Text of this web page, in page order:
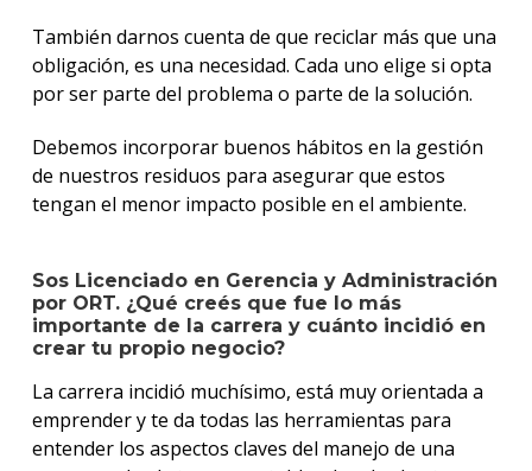
También darnos cuenta de que reciclar más que una
obligación, es una necesidad. Cada uno elige si opta
por ser parte del problema o parte de la solución.
Debemos incorporar buenos hábitos en la gestión
de nuestros residuos para asegurar que estos
tengan el menor impacto posible en el ambiente.
Sos Licenciado en Gerencia y Administración
por ORT. ¿Qué creés que fue lo más
importante de la carrera y cuánto incidió en
crear tu propio negocio?
La carrera incidió muchísimo, está muy orientada a
emprender y te da todas las herramientas para
entender los aspectos claves del manejo de una